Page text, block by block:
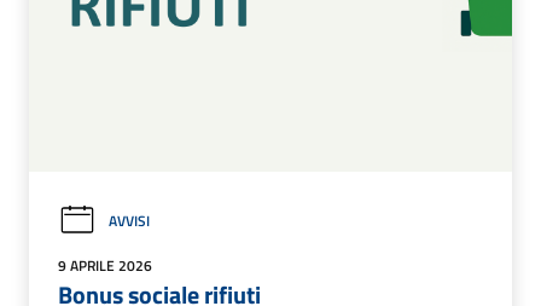
AVVISI
9 APRILE 2026
Bonus sociale rifiuti